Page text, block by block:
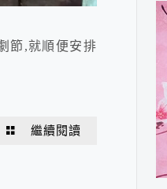
節,就順便安排
繼續閱讀